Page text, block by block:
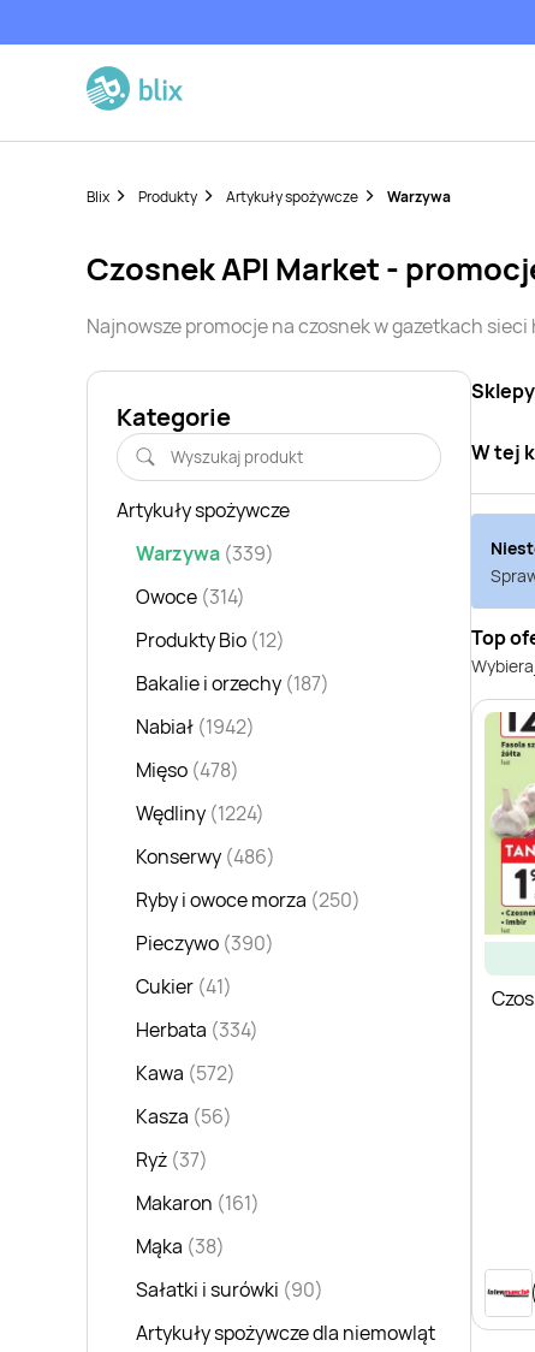
Blix Produkty Artykuły spożywcze Warzywa
czosnekAPI Market -
Najnowsze promocje naczosnekw gazetkach
Kategorie
Artykuły spożywcze
Warzywa (339)
Owoce (314)
Produkty Bio (12)
Bakalie i orzechy (187)
Nabiał (1942)
Mięso (478)
Wędliny (1224)
Konserwy (486)
Ryby i owoce morza (250)
Pieczywo (390)
Cukier (41)
Herbata (334)
Kawa (572)
Kasza (56)
Ryż (37)
Makaron (161)
Mąka (38)
Sałatki i surówki (90)
Artykuły spożywcze dla niemowląt
W tej
Top